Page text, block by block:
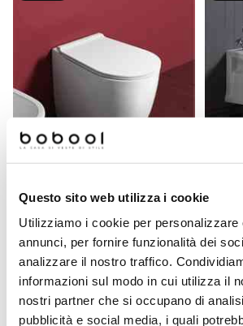
Questo sito web utilizza i cookie
Utilizziamo i cookie per personalizzare
annunci, per fornire funzionalità dei
analizzare il nostro traffico.
informazioni sul modo in cui utilizza il
nostri partner che si occupano di
pubblicità e social media, i quali
Vignoni - Simas
€ 190,00